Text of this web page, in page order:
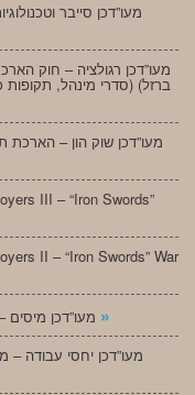
מעו”דכן סייבר
מעו”דכן רגולציה – חוק
ברזל) (סדרי מינהל, תקופות כהונה
מעו”דכן שוק הון – הארכת
III – “Iron Swords”
II – “Iron Swords” War
»
מעו”דכן יחסי עבודה –